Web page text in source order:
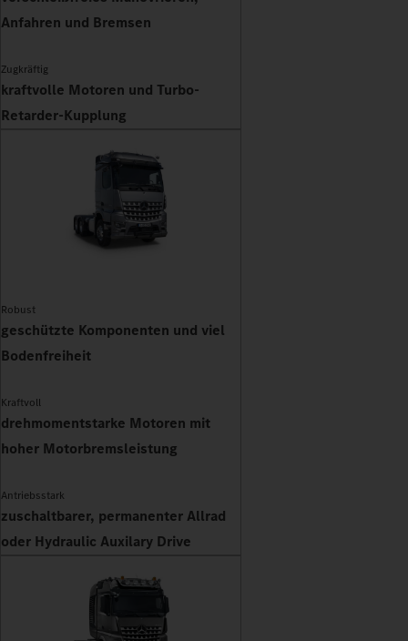
Anfahren und Bremsen
Zugkräftig
kraftvolle Motoren und Turbo-
Retarder-Kupplung
Robust
geschützte Komponenten und viel
Bodenfreiheit
Kraftvoll
drehmomentstarke Motoren mit
hoher Motorbremsleistung
Antriebsstark
zuschaltbarer, permanenter Allrad
oder Hydraulic Auxilary Drive